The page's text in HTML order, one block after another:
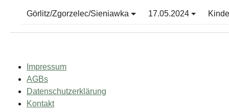
Görlitz/Zgorzelec/Sieniawka 17.05.2024
Impressum
AGBs
Datenschutzerklärung
Kontakt